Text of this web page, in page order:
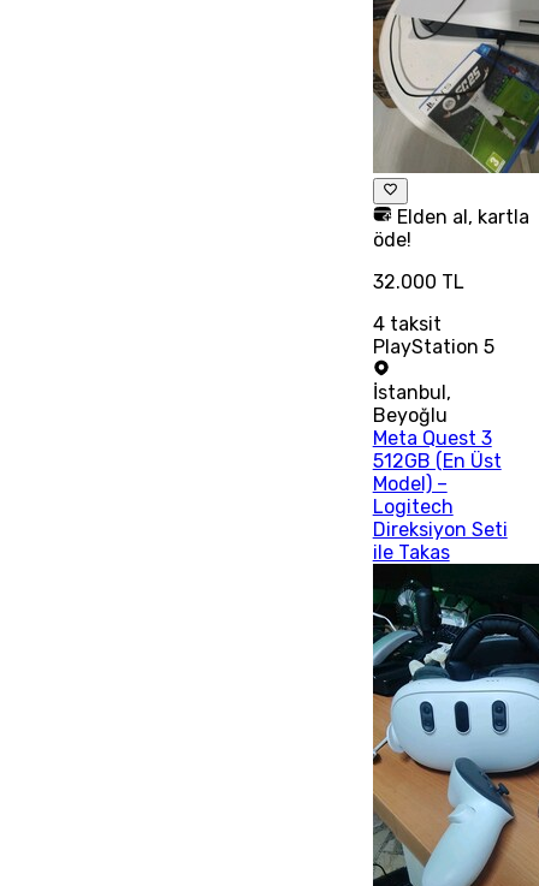
Elden al, kartla
öde!
32.000 TL
4taksit
PlayStation 5
İstanbul,
Beyoğlu
Meta Quest 3
512GB (En Üst
Model) –
Logitech
Direksiyon Seti
ile Takas